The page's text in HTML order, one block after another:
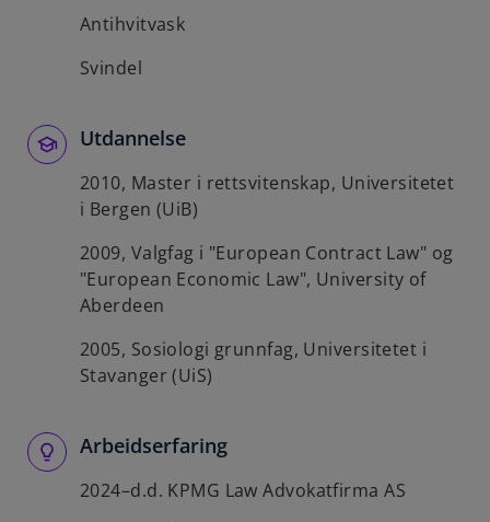
Antihvitvask
Svindel
Utdannelse
2010, Master i rettsvitenskap, Universitetet
i Bergen (UiB)
2009, Valgfag i "European Contract Law" og
"European Economic Law", University of
Aberdeen
2005, Sosiologi grunnfag, Universitetet i
Stavanger (UiS)
Arbeidserfaring
2024–d.d. KPMG Law Advokatfirma AS